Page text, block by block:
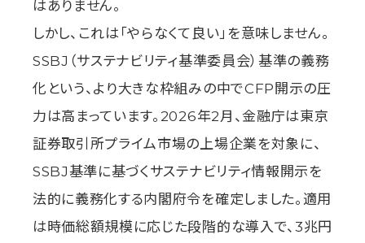
はありません。
しかし、これは「やらなくて良い」を意味しません。
SSBJ（サステナビリティ基準委員会）基準の義務
化という、より大きな枠組みの中でCFP開示の圧
力は高まっています。2026年2月、金融庁は東京
証券取引所プライム市場の上場企業を対象に、
SSBJ基準に基づくサステナビリティ情報開示を
法的に義務化する内閣府令を確定しました。適用
は時価総額規模に応じた段階的な導入で、3兆円